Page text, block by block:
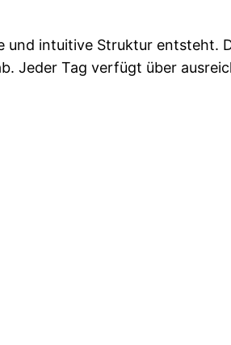
intuitive Struktur entsteht.
Jeder Tag verfügt über